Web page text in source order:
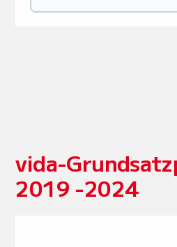
vida-
2019 -2024